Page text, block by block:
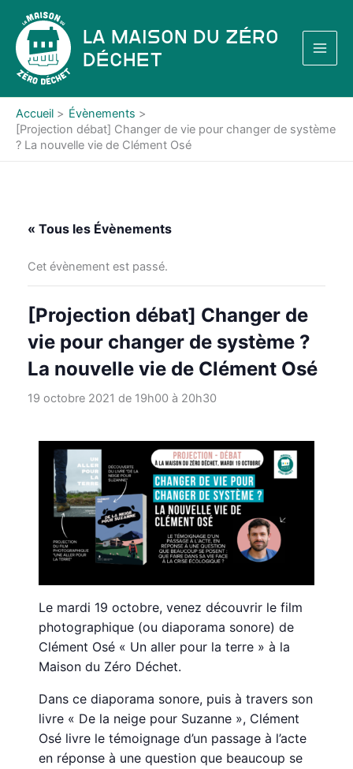
contenu
La Maison du Zéro
Déchet
Accueil
Évènements
[Projection débat] Changer de vie pour changer de système
? La nouvelle vie de Clément Osé
« Tous les Évènements
Cet évènement est passé.
[Projection débat] Changer de
vie pour changer de système ?
La nouvelle vie de Clément Osé
19 octobre 2021 de 19h00à 20h30
Le mardi 19 octobre, venez découvrir le film
photographique (ou diaporama sonore) de
Clément Osé « Un aller pour la terre » à la
Maison du Zéro Déchet.
Dans ce diaporama sonore, puis à travers son
livre « De la neige pour Suzanne », Clément
Osé livre le témoignage d’un passage à l’acte
en réponse à une question que beaucoup se